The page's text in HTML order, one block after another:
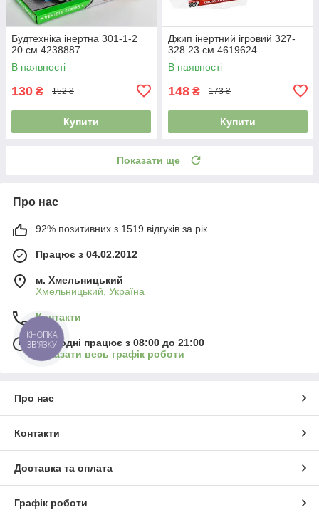
Будтехніка інертна 301-1-2
20 см 4238887
В наявності
130 ₴ 152 ₴
Купити
Джип інертний ігровий 327-
328 23 см 4619624
В наявності
148 ₴ 173 ₴
Купити
Показати ще
Про нас
92% позитивних з 1519 відгуків за рік
Працює з 04.02.2012
м. Хмельницький
Хмельницький, Україна
Контакти
Сьогодні працює з 08:00 до 21:00
Показати весь графік роботи
Про нас
Контакти
Доставка та оплата
Графік роботи
КНОПКА
ЗВ'ЯЗКУ